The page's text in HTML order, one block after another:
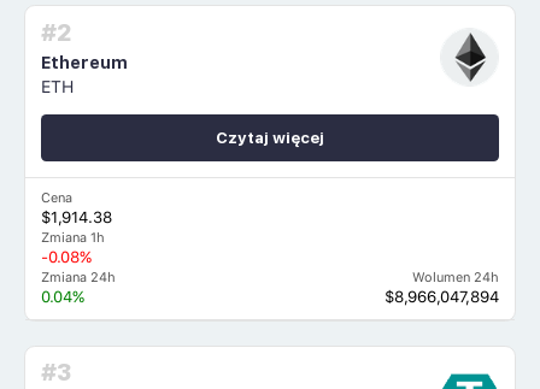
#2
Ethereum
ETH
Cena
$1,914.38
Zmiana 1h
-0.08%
Zmiana 24h
0.04%
Wolumen 24h
$8,966,047,894
Czytaj więcej
#3